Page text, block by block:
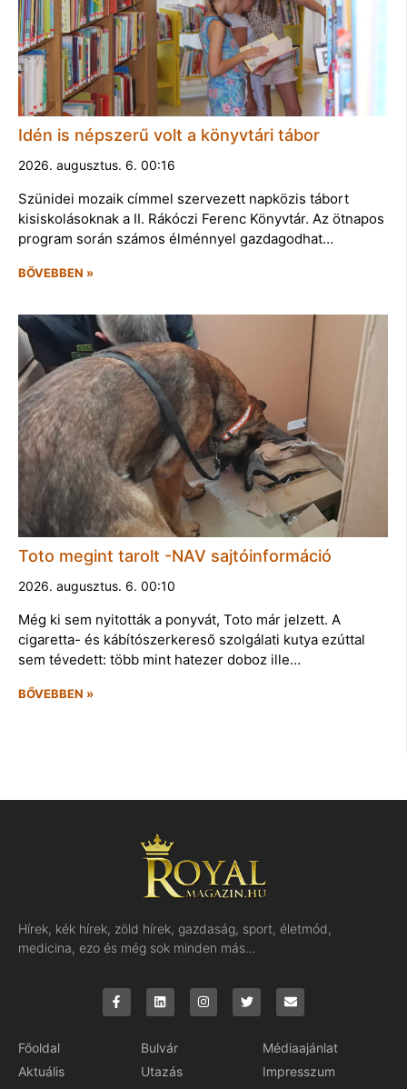
Idén is népszerű volt a könyvtári tábor
2026. augusztus. 6. 00:16
Szünidei mozaik címmel szervezett napközis tábort
kisiskolásoknak a II. Rákóczi Ferenc Könyvtár. Az ötnapos
program során számos élménnyel gazdagodhat…
BŐVEBBEN »
Toto megint tarolt -NAV sajtóinformáció
2026. augusztus. 6. 00:10
Még ki sem nyitották a ponyvát, Toto már jelzett. A
cigaretta- és kábítószerkereső szolgálati kutya ezúttal
sem tévedett: több mint hatezer doboz ille…
BŐVEBBEN »
Hírek, kék hírek, zöld hírek, gazdaság, sport, életmód,
medicina, ezo és még sok minden más…
Főoldal
Aktuális
Bulvár
Utazás
Médiaajánlat
Impresszum